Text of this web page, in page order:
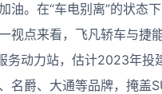
油。在“车电别离”的状态
视点来看，飞凡轿车与捷
动力站，估计2023年投
爵、大通等品牌，掩盖